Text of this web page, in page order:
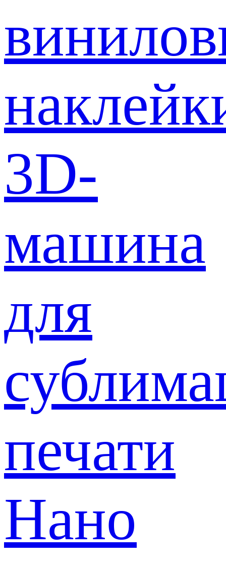
3D-
машина
для
печати
Нано